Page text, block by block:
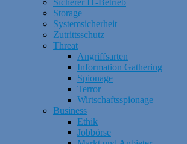
Storage
Systemsicherheit
Zutrittsschutz
Threat
Angriffsarten
Information Gathering
Spionage
Terror
Wirtschaftsspionage
Business
Ethik
Jobbörse